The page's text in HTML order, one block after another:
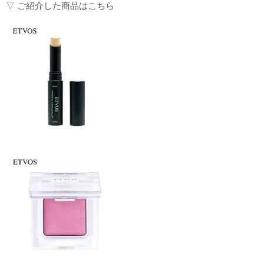
▽ ご紹介した商品はこちら